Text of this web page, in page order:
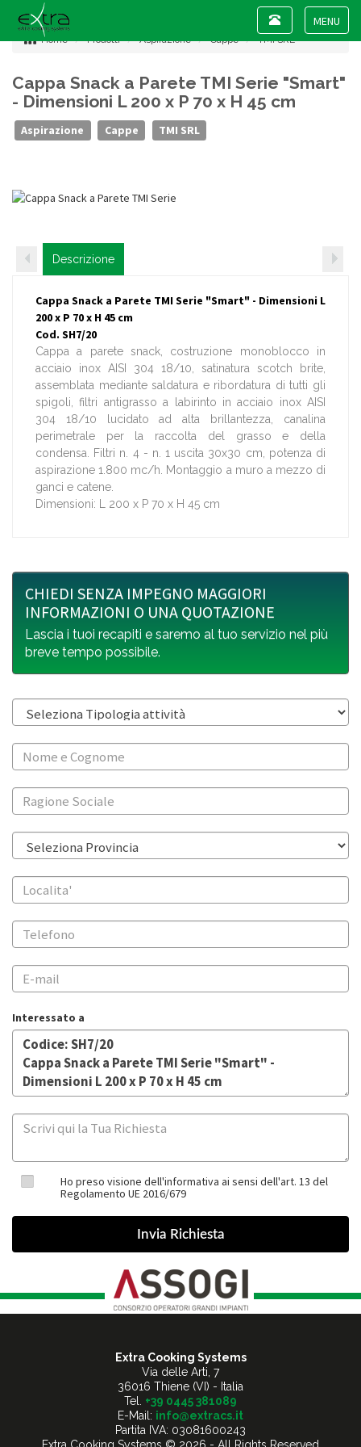
Toggle
Toggle
navigation
Home Prodotti Aspirazione Cappe TMI SRL
Cappa Snack a Parete TMI Serie "Smart"
- Dimensioni L 200 x P 70 x H 45 cm
Aspirazione Cappe TMI SRL
Descrizione
Cappa Snack a Parete TMI Serie "Smart" - Dimensioni L
200 x P 70 x H 45 cm
Cod. SH7/20
Cappa a parete snack, costruzione monoblocco in
acciaio inox AISI 304 18/10, satinatura scotch brite,
assemblata mediante saldatura e ribordatura di tutti gli
spigoli, filtri antigrasso a labirinto in acciaio inox AISI
304 18/10 lucidato ad alta brillantezza, canalina
perimetrale per la raccolta del grasso e della
condensa. Filtri n. 4 - n. 1 uscita 30x30 cm, potenza di
aspirazione 1.800 mc/h. Montaggio a muro a mezzo di
ganci e catene.
Dimensioni: L 200 x P 70 x H 45 cm
CHIEDI SENZA IMPEGNO MAGGIORI
INFORMAZIONI O UNA QUOTAZIONE
Lascia i tuoi recapiti e saremo al tuo servizio nel più
breve tempo possibile.
Interessato a
Ho preso visione dell'informativa ai sensi dell'art. 13 del
Regolamento UE 2016/679
Extra Cooking Systems
Via delle Arti, 7
36016 Thiene (VI) - Italia
Tel. +39 0445 381089
E-Mail: info@extracs.it
Partita IVA: 03081600243